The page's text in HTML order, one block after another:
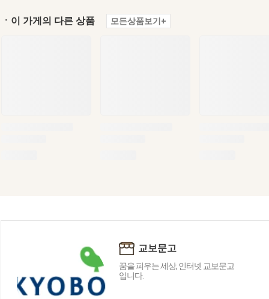
ㆍ이 가게의 다른 상품 모든상품보기+
교보문고
꿈을 피우는 세상, 인터넷 교보문고
입니다.